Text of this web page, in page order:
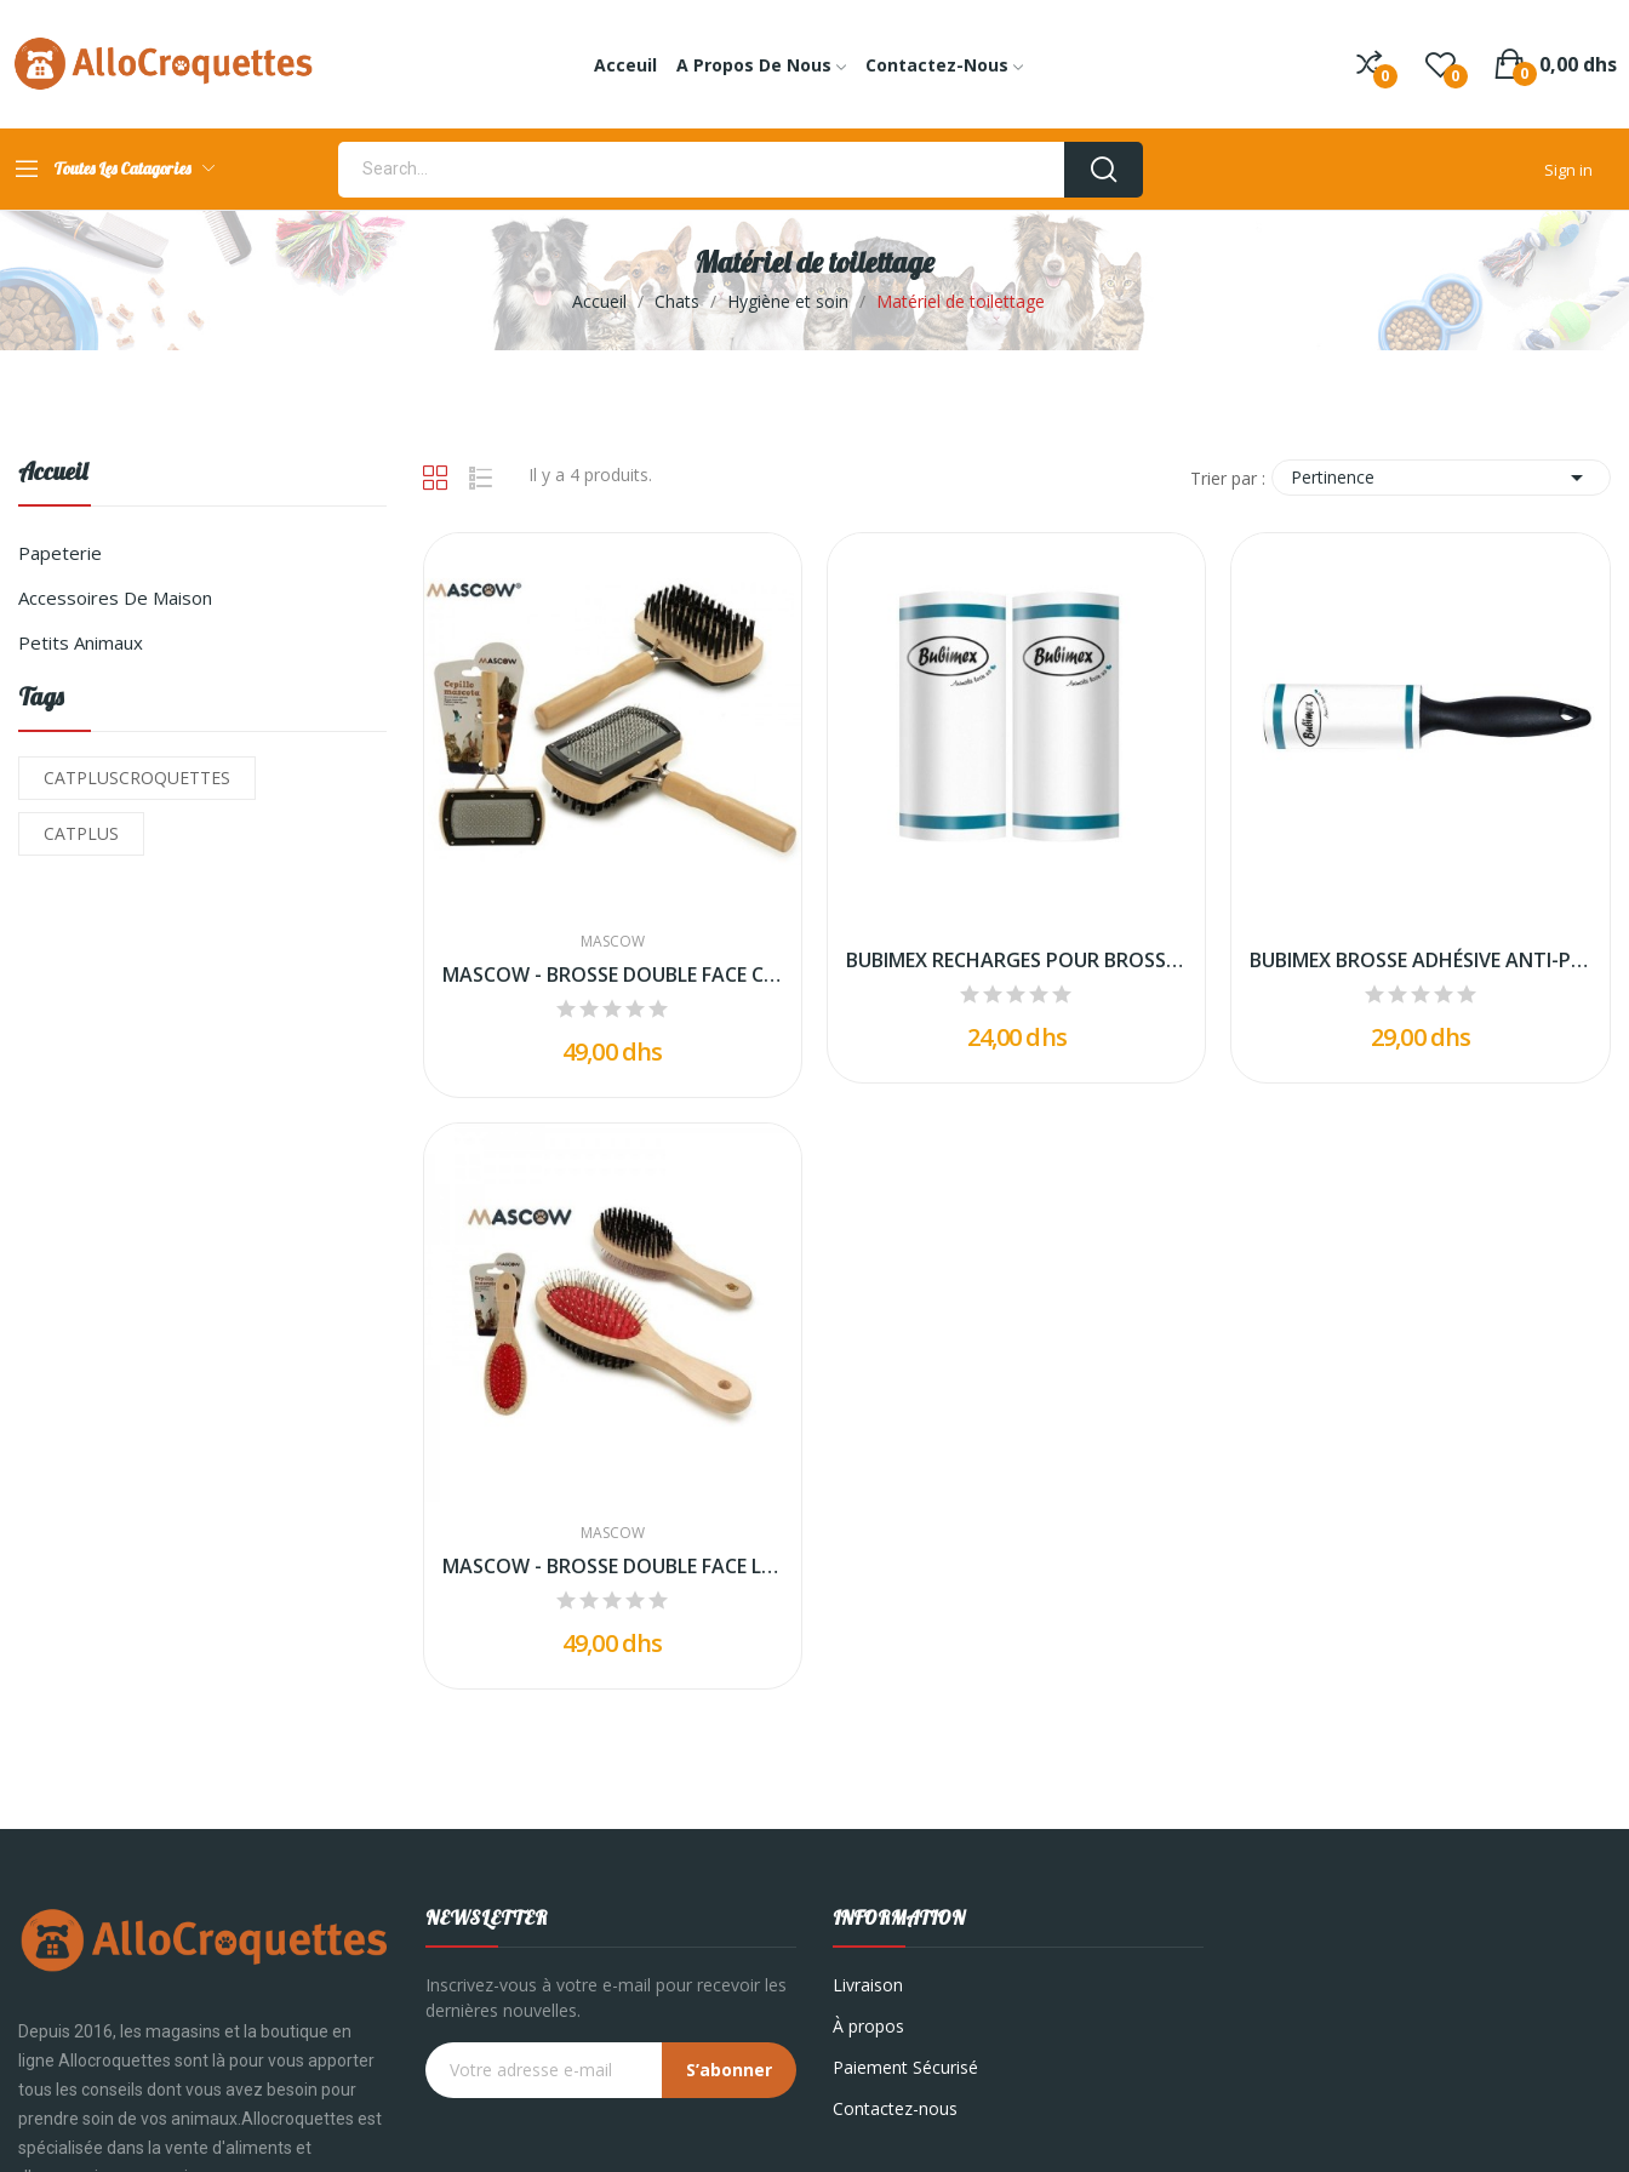
Acceuil A Propos De Nous Contactez-Nous 0 0 0,00 dhs
0
Toutes Les Catagories Sign in
Matériel de toilettage
Accueil Chats Hygiène et soin Matériel de toilettage
Accueil
Papeterie
Accessoires De Maison
Petits Animaux
Tags
CATPLUSCROQUETTES
CATPLUS
Il y a 4 produits. Trier par : Pertinence 
MASCOW
MASCOW - BROSSE DOUBLE FACE CARRÉ BEIGE POUR...
49,00 dhs
BUBIMEX RECHARGES POUR BROSSE ADHÉSIVE...
24,00 dhs
BUBIMEX BROSSE ADHÉSIVE ANTI-POILS
29,00 dhs
MASCOW
MASCOW - BROSSE DOUBLE FACE LARGE BEIGE POUR...
49,00 dhs
Depuis 2016, les magasins et la boutique en
ligne Allocroquettes sont là pour vous apporter
tous les conseils dont vous avez besoin pour
prendre soin de vos animaux.Allocroquettes est
spécialisée dans la vente d'aliments et
NEWSLETTER
Inscrivez-vous à votre e-mail pour recevoir les
dernières nouvelles.
S’abonner
INFORMATION
Livraison
À propos
Paiement Sécurisé
Contactez-nous